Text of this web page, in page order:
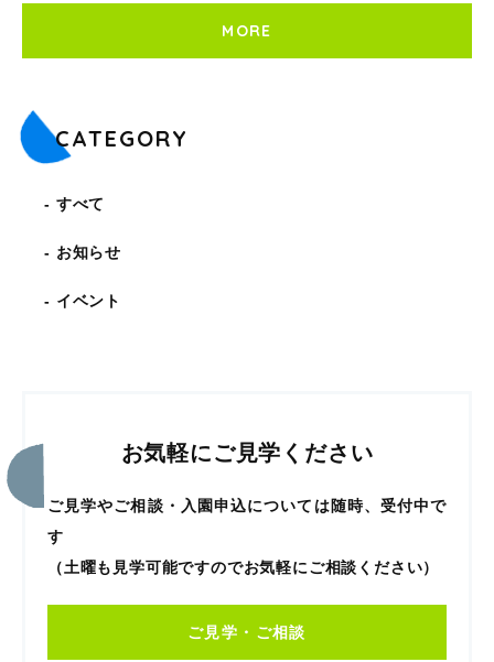
MORE
CATEGORY
すべて
お知らせ
イベント
お気軽にご見学ください
ご見学やご相談・入園申込については随時、受付中で
す
（土曜も見学可能ですのでお気軽にご相談ください）
ご見学・ご相談